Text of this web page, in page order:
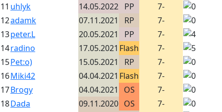
11 uhlyk 14.05.2022 PP
7-
12adamk 07.11.2021 RP
7-
13peter.L 20.05.2021 PP
7-
14radino 17.05.2021 Flash
7-
15Pet:o) 15.05.2021 RP
7-
16Miki42 04.04.2021 Flash
7-
17Brogy 04.04.2021 OS
7-
18Dada 09.11.2020 OS
7-